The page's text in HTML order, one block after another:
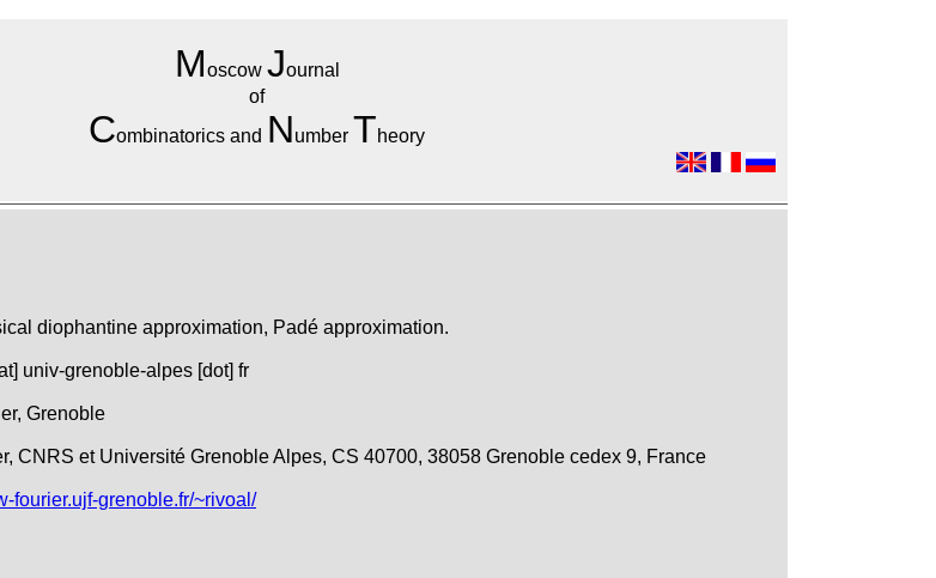
Moscow Journal
of
Combinatorics and Number Theory
diophantine approximation, Padé approximation.
univ-grenoble-alpes [dot] fr
Grenoble
CNRS et Université Grenoble Alpes, CS 40700, 38058 Grenoble cedex 9, France
fourier.ujf-grenoble.fr/~rivoal/